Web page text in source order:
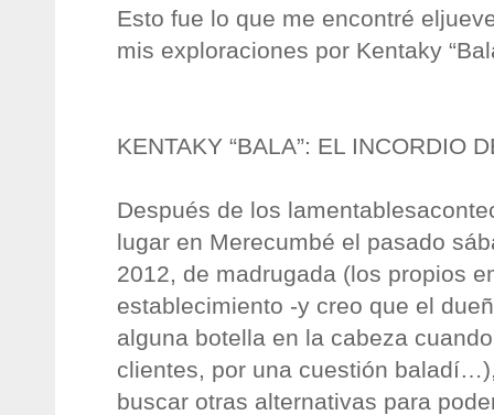
Esto fue lo que me encontré
mis exploraciones por Kentaky
KENTAKY “BALA”: EL INCORDIO
Después de los
lugar en Merecumbé el pasado
2012, de madrugada (los propios
establecimiento -y creo que el
alguna botella en la cabeza
clientes, por una cuestión
buscar otras alternativas para